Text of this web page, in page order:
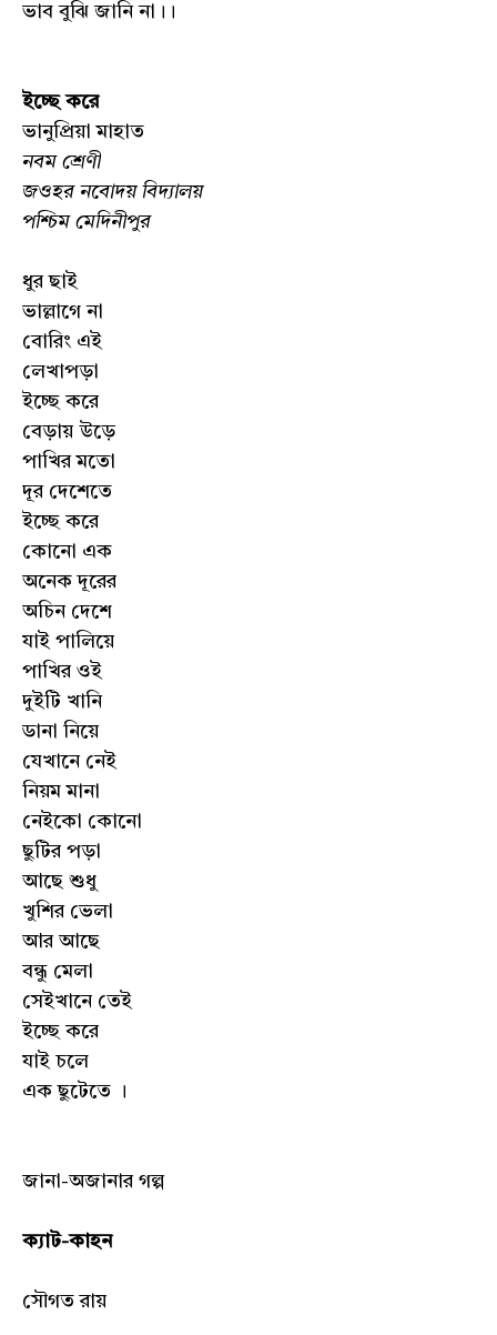
ভাব বুঝি জানি না।।
ইচ্ছে করে
ভানুপ্রিয়া মাহাত
নবম শ্রেণী
জওহর নবোদয় বিদ্যালয়
পশ্চিম মেদিনীপুর
ধুর ছাই
ভাল্লাগে না
বোরিং এই
লেখাপড়া
ইচ্ছে করে
বেড়ায় উড়ে
পাখির মতো
দূর দেশেতে
ইচ্ছে করে
কোনো এক
অনেক দূরের
অচিন দেশে
যাই পালিয়ে
পাখির ওই
দুইটি খানি
ডানা নিয়ে
যেখানে নেই
নিয়ম মানা
নেইকো কোনো
ছুটির পড়া
আছে শুধু
খুশির ভেলা
আর আছে
বন্ধু মেলা
সেইখানে তেই
ইচ্ছে করে
যাই চলে
এক ছুটেতে ।
জানা-অজানার গল্প
ক‍্যাট-কাহন
সৌগত রায়